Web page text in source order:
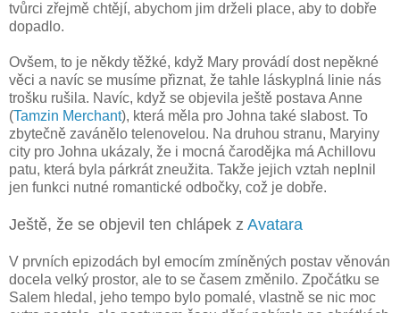
tvůrci zřejmě chtějí, abychom jim drželi place, aby to dobře
dopadlo.
Ovšem, to je někdy těžké, když Mary provádí dost nepěkné
věci a navíc se musíme přiznat, že tahle láskyplná linie nás
trošku rušila. Navíc, když se objevila ještě postava Anne
(Tamzin Merchant), která měla pro Johna také slabost. To
zbytečně zavánělo telenovelou. Na druhou stranu, Maryiny
city pro Johna ukázaly, že i mocná čarodějka má Achillovu
patu, která byla párkrát zneužita. Takže jejich vztah neplnil
jen funkci nutné romantické odbočky, což je dobře.
Ještě, že se objevil ten chlápek z Avatara
V prvních epizodách byl emocím zmíněných postav věnován
docela velký prostor, ale to se časem změnilo. Zpočátku se
Salem hledal, jeho tempo bylo pomalé, vlastně se nic moc